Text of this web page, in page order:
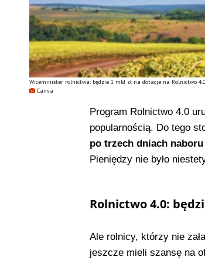
Wiceminister rolnictwa: będzie 1 mld zł na dotacje na Rolnictwo
Canva
Program Rolnictwo 4.0
popularnością. Do tego
po trzech dniach
Pieniędzy nie było
Rolnictwo 4.0:
Ale rolnicy, którzy nie
jeszcze mieli szansę na